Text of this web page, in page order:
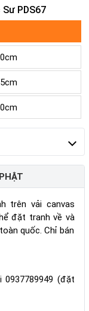
PDS67
trên vải canvas
đặt tranh về và
quốc. Chỉ bán
(đặt